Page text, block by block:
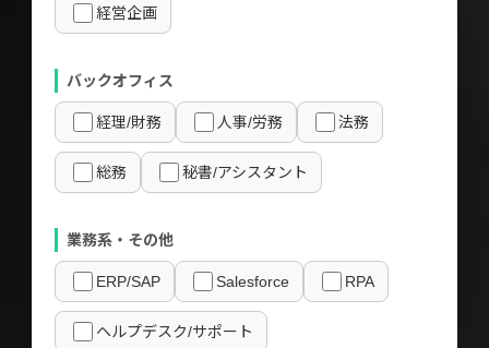
経営企画
バックオフィス
経理/財務 人事/労務 法務
総務 秘書/アシスタント
業務系・その他
ERP/SAP Salesforce RPA
ヘルプデスク/サポート